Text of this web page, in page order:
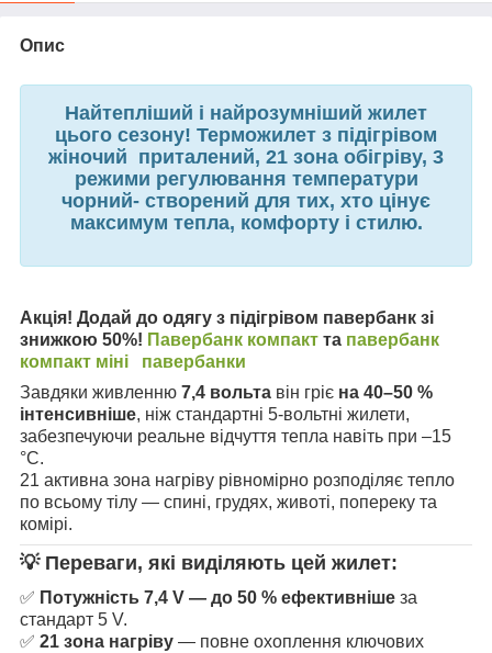
Опис
Найтепліший і найрозумніший жилет
цього сезону! Терможилет з підігрівом
жіночий приталений, 21 зона обігріву, 3
режими регулювання температури
чорний- створений для тих, хто цінує
максимум тепла, комфорту і стилю.
Акція! Додай до одягу з підігрівом павербанк зі
знижкою 50%! Павербанк компакт та павербанк
компакт міні
павербанки
Завдяки живленню 7,4 вольта він гріє на 40–50 %
інтенсивніше, ніж стандартні 5-вольтні жилети,
забезпечуючи реальне відчуття тепла навіть при –15
°C.
21 активна зона нагріву рівномірно розподіляє тепло
по всьому тілу — спині, грудях, животі, попереку та
комірі.
💡 Переваги, які виділяють цей жилет:
✅ Потужність 7,4 V — до 50 % ефективніше за
стандарт 5 V.
✅ 21 зона нагріву — повне охоплення ключових